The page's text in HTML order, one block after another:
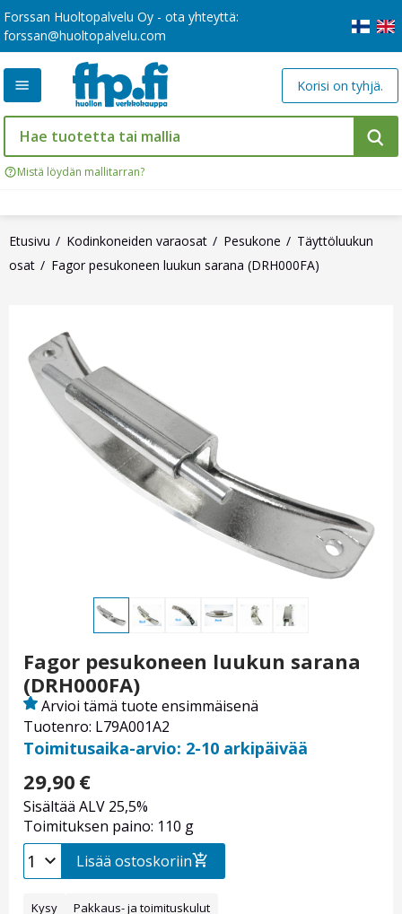
Forssan Huoltopalvelu Oy - ota yhteyttä:
forssan@huoltopalvelu.com
Mistä löydän mallitarran?
Korisi on tyhjä.
Etusivu Kodinkoneiden varaosat Pesukone
Täyttöluukun
osat
Fagor pesukoneen luukun sarana (DRH000FA)
Fagor pesukoneen luukun sarana
(DRH000FA)
Tuotenro: L79A001A2
Arvioi tämä tuote ensimmäisenä
Toimitusaika-arvio: 2-10 arkipäivää
29,90 €
Sisältää ALV 25,5%
Toimituksen paino: 110 g
Lisää ostoskoriin
Kysy Pakkaus- ja toimituskulut